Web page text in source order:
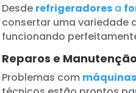
Desde refrigeradores a
consertar uma variedade
funcionando
Reparos e
Problemas com